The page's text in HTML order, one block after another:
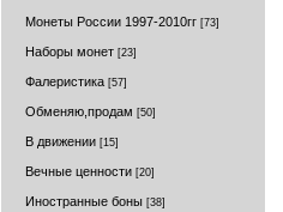
Монеты России 1997-2010гг [73]
Наборы монет [23]
Фалеристика [57]
Обменяю,продам [50]
В движении [15]
Вечные ценности [20]
Иностранные боны [38]